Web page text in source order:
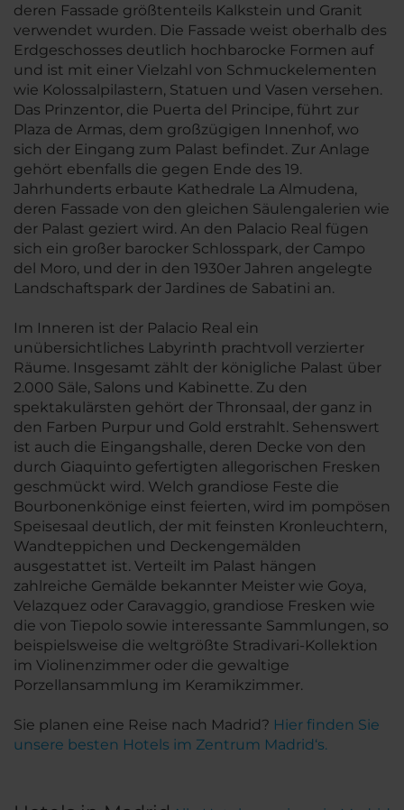
deren Fassade größtenteils Kalkstein und Granit
verwendet wurden. Die Fassade weist oberhalb des
Erdgeschosses deutlich hochbarocke Formen auf
und ist mit einer Vielzahl von Schmuckelementen
wie Kolossalpilastern, Statuen und Vasen versehen.
Das Prinzentor, die Puerta del Principe, führt zur
Plaza de Armas, dem großzügigen Innenhof, wo
sich der Eingang zum Palast befindet. Zur Anlage
gehört ebenfalls die gegen Ende des 19.
Jahrhunderts erbaute Kathedrale La Almudena,
deren Fassade von den gleichen Säulengalerien wie
der Palast geziert wird. An den Palacio Real fügen
sich ein großer barocker Schlosspark, der Campo
del Moro, und der in den 1930er Jahren angelegte
Landschaftspark der Jardines de Sabatini an.
Im Inneren ist der Palacio Real ein
unübersichtliches Labyrinth prachtvoll verzierter
Räume. Insgesamt zählt der königliche Palast über
2.000 Säle, Salons und Kabinette. Zu den
spektakulärsten gehört der Thronsaal, der ganz in
den Farben Purpur und Gold erstrahlt. Sehenswert
ist auch die Eingangshalle, deren Decke von den
durch Giaquinto gefertigten allegorischen Fresken
geschmückt wird. Welch grandiose Feste die
Bourbonenkönige einst feierten, wird im pompösen
Speisesaal deutlich, der mit feinsten Kronleuchtern,
Wandteppichen und Deckengemälden
ausgestattet ist. Verteilt im Palast hängen
zahlreiche Gemälde bekannter Meister wie Goya,
Velazquez oder Caravaggio, grandiose Fresken wie
die von Tiepolo sowie interessante Sammlungen, so
beispielsweise die weltgrößte Stradivari-Kollektion
im Violinenzimmer oder die gewaltige
Porzellansammlung im Keramikzimmer.
Sie planen eine Reise nach Madrid? Hier finden Sie
unsere besten Hotels im Zentrum Madrid‘s.